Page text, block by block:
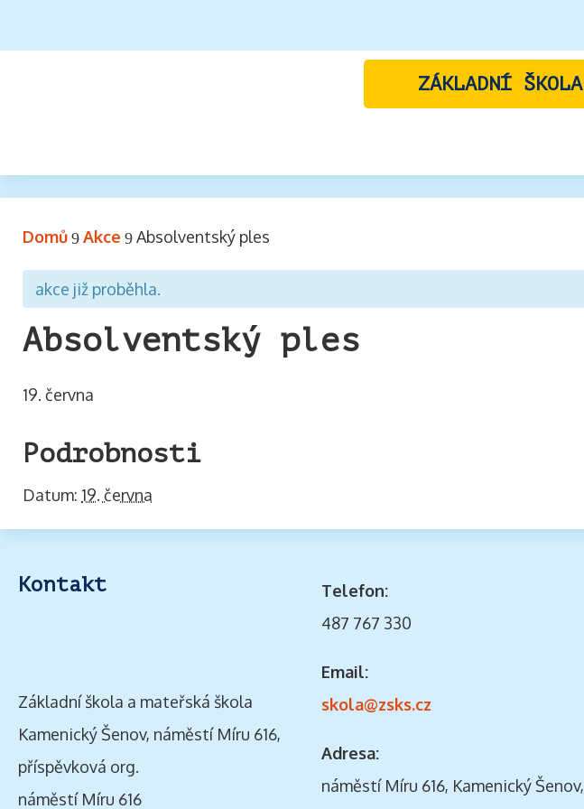
ZÁKLADNÍ ŠKOLA
Domů 9 Akce 9 Absolventský ples
akce již proběhla.
Absolventský ples
19. června
Podrobnosti
Datum: 19. června
Kontakt
Základní škola a mateřská škola
Kamenický Šenov, náměstí Míru 616,
příspěvková org.
náměstí Míru 616
Telefon:
487 767 330
Email:
skola@zsks.cz
Adresa:
náměstí Míru 616, Kamenický Šenov,